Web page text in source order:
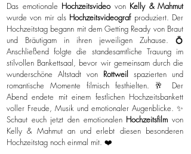
Das emotionale Hochzeitsvideovon Kelly & Mahmut
wurde von mir als Hochzeitsvideograf produziert. Der
Hochzeitstag begann mit dem Getting Ready von Braut
und Bräutigam in ihren jeweiligen Zuhause. 💍
Anschließend folgte die standesamtliche Trauung im
stilvollen Bankettsaal, bevor wir gemeinsam durch die
wunderschöne Altstadt von Rottweil spazierten und
romantische Momente filmisch festhielten. 🥂 Der
Abend endete mit einem festlichen Hochzeitsbankett
voller Freude, Musik und emotionaler Augenblicke. ✨
Schaut euch jetzt den emotionalen Hochzeitsfilmvon
Kelly & Mahmut an und erlebt diesen besonderen
Hochzeitstag noch einmal mit. ❤️